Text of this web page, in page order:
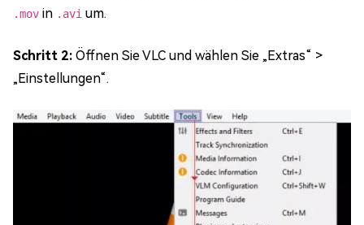
.mov in .avi um.
Schritt 2: Öffnen Sie VLC und wählen Sie „Extras“ >
„Einstellungen“.